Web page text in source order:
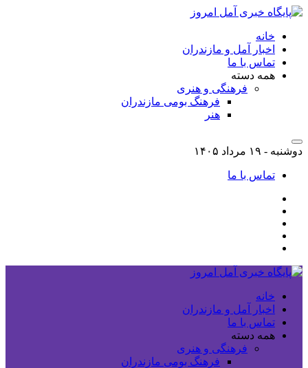
خانه
اخبار آمل و مازندران
تماس با ما
همه دسته
فرهنگی و هنری
فرهنگ بومی مازندران
هنر
دوشنبه - ۱۹ مرداد ۱۴۰۵
تماس با ما
خانه
اخبار آمل و مازندران
تماس با ما
همه دسته
فرهنگی و هنری
فرهنگ بومی مازندران